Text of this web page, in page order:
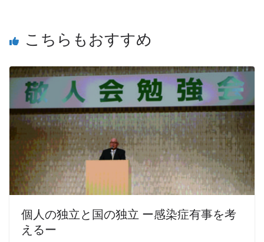
こちらもおすすめ
個人の独立と国の独立 ー感染症有事を考
えるー